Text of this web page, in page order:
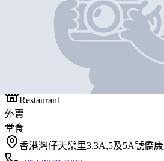
銳記餐廳小廚
Restaurant
外賣
堂食
香港灣仔天樂里3,3A,5及5A號僑